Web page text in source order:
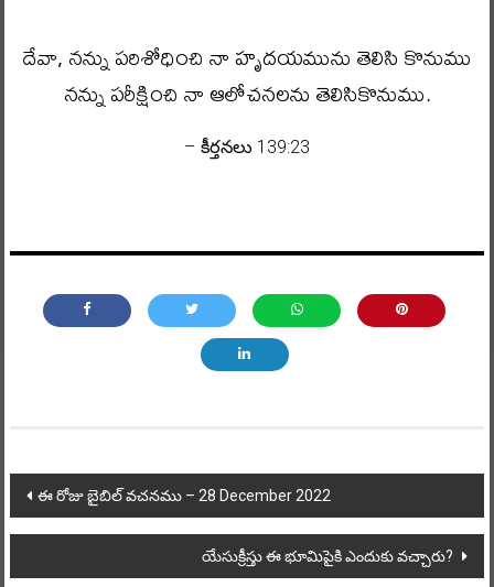
దేవా, నన్ను పరిశోధించి నా హృదయమును తెలిసి కొనుము
నన్ను పరీక్షించి నా ఆలోచనలను తెలిసికొనుము.
– కీర్తనలు 139:23
Post
navigation
ఈ రోజు బైబిల్ వచనము – 28 December 2022
యేసుక్రీస్తు ఈ భూమిపైకి ఎందుకు వచ్చారు?